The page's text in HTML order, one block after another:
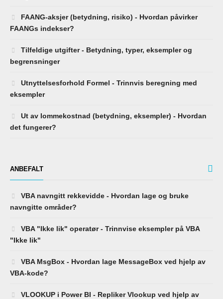
FAANG-aksjer (betydning, risiko) - Hvordan påvirker
FAANGs indekser?
Tilfeldige utgifter - Betydning, typer, eksempler og
begrensninger
Utnyttelsesforhold Formel - Trinnvis beregning med
eksempler
Ut av lommekostnad (betydning, eksempler) - Hvordan
det fungerer?
ANBEFALT
VBA navngitt rekkevidde - Hvordan lage og bruke
navngitte områder?
VBA "Ikke lik" operatør - Trinnvise eksempler på VBA
"Ikke lik"
VBA MsgBox - Hvordan lage MessageBox ved hjelp av
VBA-kode?
VLOOKUP i Power BI - Repliker Vlookup ved hjelp av